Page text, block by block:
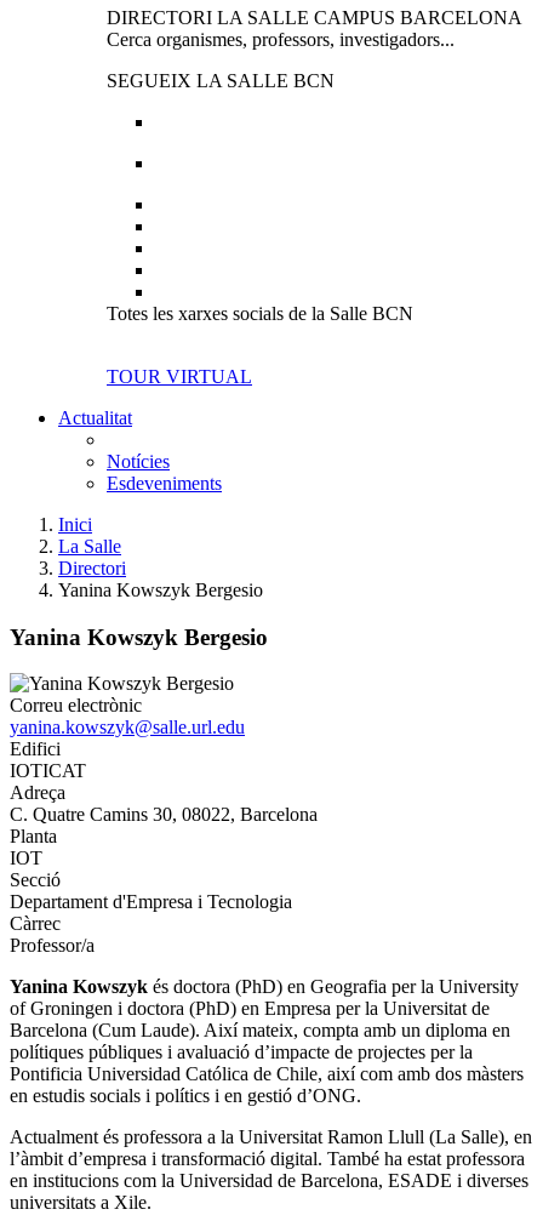
DIRECTORI LA SALLE CAMPUS BARCELONA
Cerca organismes, professors, investigadors...
SEGUEIX LA SALLE BCN
Totes les xarxes socials de la Salle BCN
TOUR VIRTUAL
Actualitat
Notícies
Esdeveniments
Inici
La Salle
Directori
Yanina Kowszyk Bergesio
Yanina Kowszyk Bergesio
Correu electrònic
yanina.kowszyk@salle.url.edu
Edifici
IOTICAT
Adreça
C. Quatre Camins 30, 08022, Barcelona
Planta
IOT
Secció
Departament d'Empresa i Tecnologia
Càrrec
Professor/a
Yanina Kowszyk és doctora (PhD) en Geografia per la University
of Groningen i doctora (PhD) en Empresa per la Universitat de
Barcelona (Cum Laude). Així mateix, compta amb un diploma en
polítiques públiques i avaluació d’impacte de projectes per la
Pontificia Universidad Católica de Chile, així com amb dos màsters
en estudis socials i polítics i en gestió d’ONG.
Actualment és professora a la Universitat Ramon Llull (La Salle), en
l’àmbit d’empresa i transformació digital. També ha estat professora
en institucions com la Universidad de Barcelona, ESADE i diverses
universitats a Xile.